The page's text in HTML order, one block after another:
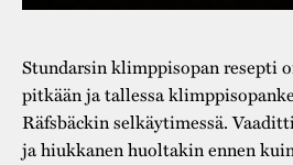
Stundarsin klimppisopan resepti
pitkään ja tallessa
Räfsbäckin selkäytimessä.
ja hiukkanen huoltakin ennen